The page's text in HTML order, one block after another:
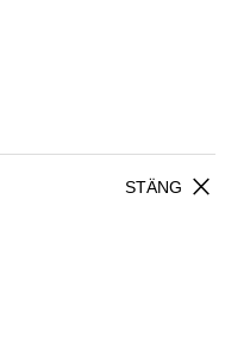
close
STÄNG